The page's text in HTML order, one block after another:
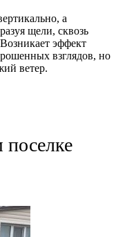
а
щели, сквозь
эффект
взглядов, но
ветер.
поселке